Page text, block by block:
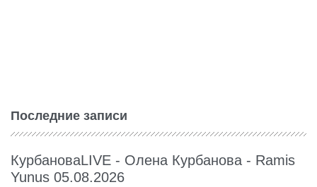
Последние записи
КурбановаLIVE - Олена Курбанова - Ramis
Yunus 05.08.2026